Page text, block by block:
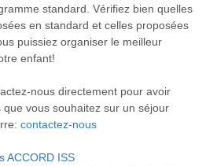
standard. Vérifiez bien quelles
en standard et celles proposées
puissiez organiser le meilleur
enfant!
nous directement pour avoir
vous souhaitez sur un séjour
contactez-nous
ACCORD ISS